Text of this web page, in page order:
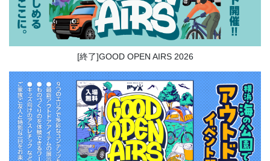
[終了]GOOD OPEN AIRS 2026